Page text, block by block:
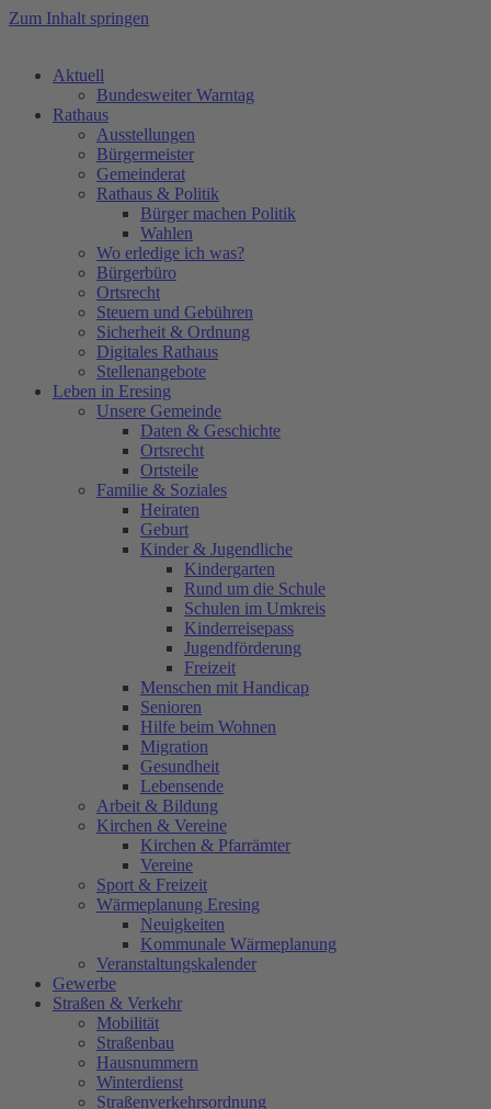
Zum Inhalt springen
Aktuell
Bundesweiter Warntag
Rathaus
Ausstellungen
Bürgermeister
Gemeinderat
Rathaus & Politik
Bürger machen Politik
Wahlen
Wo erledige ich was?
Bürgerbüro
Ortsrecht
Steuern und Gebühren
Sicherheit & Ordnung
Digitales Rathaus
Stellenangebote
Leben in Eresing
Unsere Gemeinde
Daten & Geschichte
Ortsrecht
Ortsteile
Familie & Soziales
Heiraten
Geburt
Kinder & Jugendliche
Kindergarten
Rund um die Schule
Schulen im Umkreis
Kinderreisepass
Jugendförderung
Freizeit
Menschen mit Handicap
Senioren
Hilfe beim Wohnen
Migration
Gesundheit
Lebensende
Arbeit & Bildung
Kirchen & Vereine
Kirchen & Pfarrämter
Vereine
Sport & Freizeit
Wärmeplanung Eresing
Neuigkeiten
Kommunale Wärmeplanung
Veranstaltungskalender
Gewerbe
Straßen & Verkehr
Mobilität
Straßenbau
Hausnummern
Winterdienst
Straßenverkehrsordnung